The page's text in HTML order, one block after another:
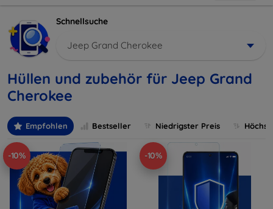
Schnellsuche
Jeep Grand Cherokee
Hüllen und zubehör für Jeep Grand
Cherokee
Empfohlen Bestseller Niedrigster Preis
-10% -10%